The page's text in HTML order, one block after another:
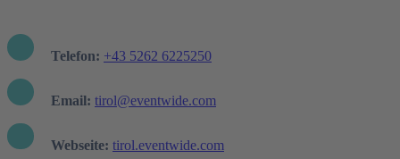
Telefon: +43 5262 6225250
Email: tirol@eventwide.com
Webseite: tirol.eventwide.com